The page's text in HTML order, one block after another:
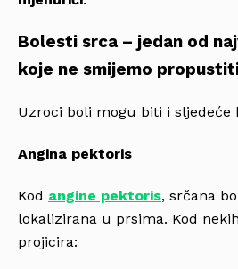
Bolesti srca – jedan od
koje ne smijemo
Uzroci boli mogu biti i sljedeće
Angina pektoris
Kod angine pektoris, srčana
lokalizirana u prsima. Kod
projicira: